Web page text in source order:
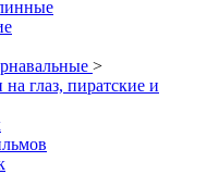
>
глаз, пиратские и